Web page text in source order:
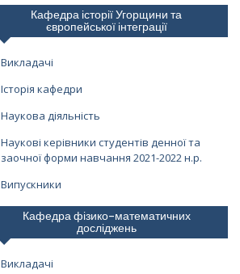
Кафедра історії Угорщини та
європейської інтеграції
Викладачі
Історія кафедри
Наукова діяльність
Наукові керівники студентів денної та
заочної форми навчання 2021-2022 н.р.
Випускники
Кафедра фізико-математичних
досліджень
Викладачі